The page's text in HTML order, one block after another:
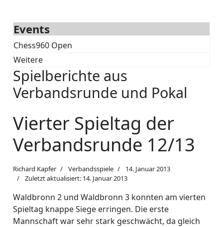
Events
Chess960 Open
Weitere
Spielberichte aus
Verbandsrunde und Pokal
Vierter Spieltag der
Verbandsrunde 12/13
Richard Kapfer Verbandsspiele
14. Januar 2013
Zuletzt aktualisiert: 14. Januar 2013
Waldbronn 2 und Waldbronn 3 konnten am vierten
Spieltag knappe Siege erringen. Die erste
Mannschaft war sehr stark geschwächt, da gleich